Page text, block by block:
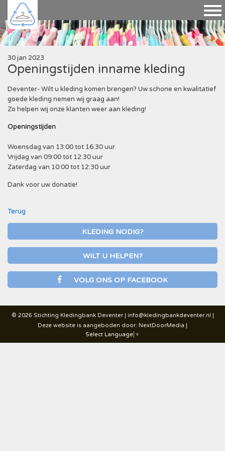
30 jan 2023
Openingstijden inname kleding
Deventer- Wilt u kleding komen brengen? Uw schone en kwalitatief
goede kleding nemen wij graag aan!
Zo helpen wij onze klanten weer aan kleding!
Openingstijden
Woensdag van 13:00 tot 16:30 uur
Vrijdag van 09:00 tot 12:30 uur
Zaterdag van 10:00 tot 12:30 uur
Dank voor uw donatie!
Terug
KLEDING NODIG?
WILT U HELPEN?
VOLG ONS OP FACEBOOK
© 2026 Stichting Kledingbank Deventer | info@kledingbankdeventer.nl |
Deze website is aangeboden door: NextDoorMedia |
Select Language ▼